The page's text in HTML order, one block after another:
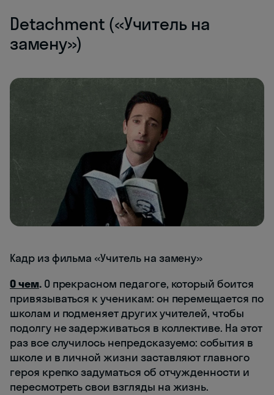
Detachment («Учитель на
замену»)
Кадр из фильма «Учитель на замену»
О чем.О прекрасном педагоге, который боится
привязываться к ученикам: он перемещается по
школам и подменяет других учителей, чтобы
подолгу не задерживаться в коллективе. На этот
раз все случилось непредсказуемо: события в
школе и в личной жизни заставляют главного
героя крепко задуматься об отчужденности и
пересмотреть свои взгляды на жизнь.